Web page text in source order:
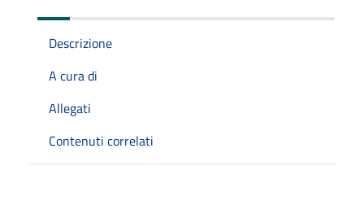
Descrizione
A cura di
Allegati
Contenuti correlati